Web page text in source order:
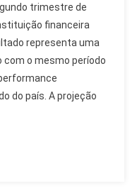
trimestre de
financeira
representa uma
com o mesmo período
do país. A projeção